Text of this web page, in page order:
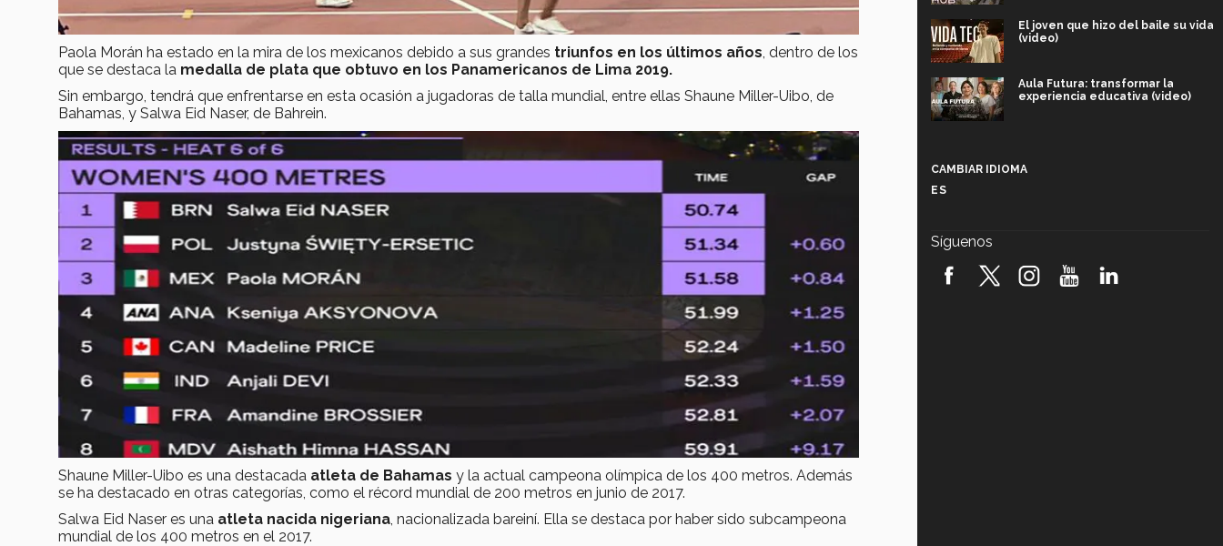
Paola Morán ha estado en la mira de los mexicanos debido a sus grandes triunfos en los últimos años, dentro de los
que se destaca la medalla de plata que obtuvo en los Panamericanos de Lima 2019.
Sin embargo, tendrá que enfrentarse en esta ocasión a jugadoras de talla mundial, entre ellas Shaune Miller-Uibo, de
Bahamas, y Salwa Eid Naser, de Bahrein.
Shaune Miller-Uibo es una destacada atleta de Bahamas y la actual campeona olímpica de los 400 metros. Además
se ha destacado en otras categorías, como el récord mundial de 200 metros en junio de 2017.
Salwa Eid Naser es una atleta nacida nigeriana, nacionalizada bareiní. Ella se destaca por haber sido subcampeona
mundial de los 400 metros en el 2017.
El joven que hizo del baile su vida
(video)
Aula Futura: transformar la
experiencia educativa (video)
robótica FIRST 2026! (video)
CAMBIAR IDIOMA
ES
Síguenos